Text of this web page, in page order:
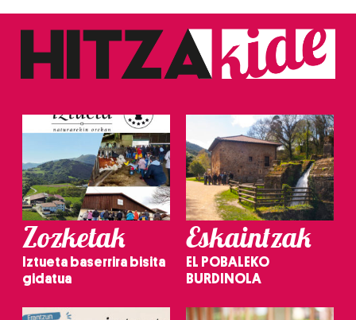
Zozketak
Iztueta baserrira bisita
gidatua
Eskaintzak
EL POBALEKO
BURDINOLA